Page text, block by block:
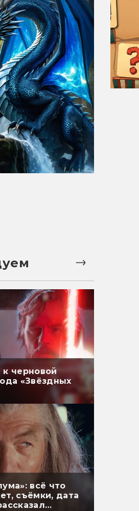
черновой
«Звёздных
всё что
съёмки, дата